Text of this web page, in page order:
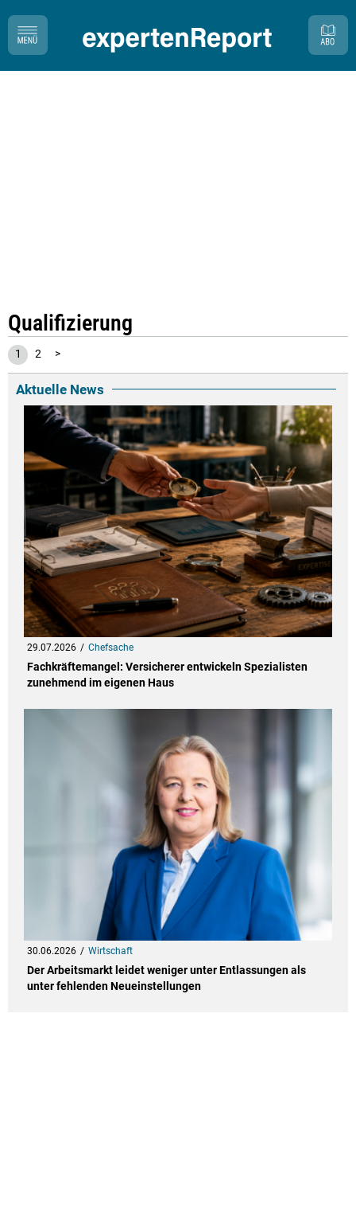
Qualifizierung
1 2 >
Aktuelle News
29.07.2026 Chefsache
Fachkräftemangel: Versicherer entwickeln Spezialisten
zunehmend im eigenen Haus
30.06.2026 Wirtschaft
Der Arbeitsmarkt leidet weniger unter Entlassungen als
unter fehlenden Neueinstellungen